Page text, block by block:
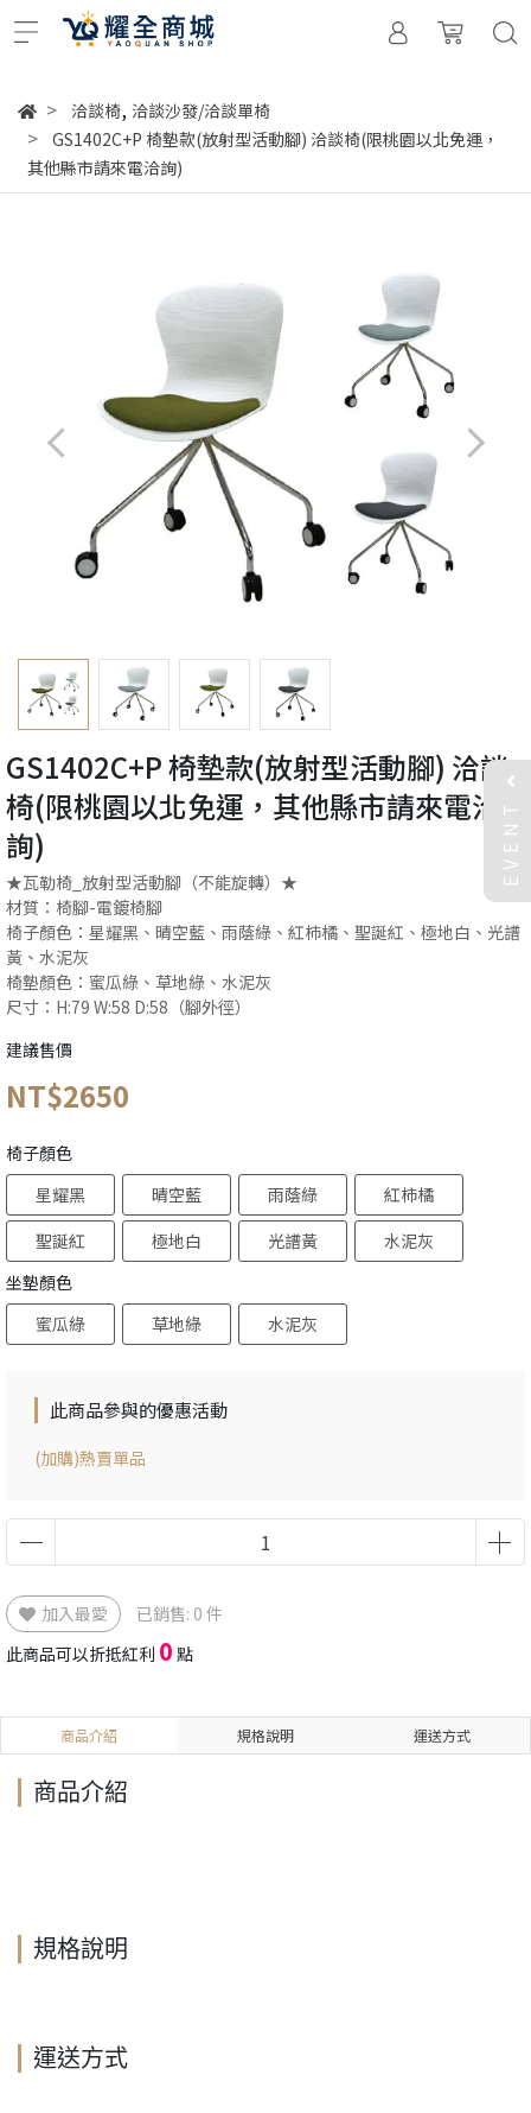
洽談椅, 洽談沙發/洽談單椅
GS1402C+P 椅墊款(放射型活動腳) 洽談椅(限桃園以北免運，
其他縣市請來電洽詢)
GS1402C+P 椅墊款(放射型活動腳) 洽談
椅(限桃園以北免運，其他縣市請來電洽
詢)
★瓦勒椅_放射型活動腳（不能旋轉）★
材質：椅腳-電鍍椅腳
椅子顏色：星耀黑、晴空藍、雨蔭綠、紅柿橘、聖誕紅、極地白、光譜
黃、水泥灰
椅墊顏色：蜜瓜綠、草地綠、水泥灰
尺寸：H:79 W:58 D:58（腳外徑）
建議售價
NT$2650
椅子顏色
星耀黑
晴空藍 雨蔭綠
紅柿橘
聖誕紅
極地白 光譜黃
水泥灰
坐墊顏色
蜜瓜綠
草地綠 水泥灰
此商品參與的優惠活動
(加購)熱賣單品
加入最愛
已銷售: 0 件
此商品可以折抵紅利 0 點
商品介紹 規格說明 運送方式
商品介紹
規格說明
運送方式
EVENT